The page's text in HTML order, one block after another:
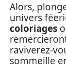
Alors,
univers
coloriages
raviverez-
sommeille